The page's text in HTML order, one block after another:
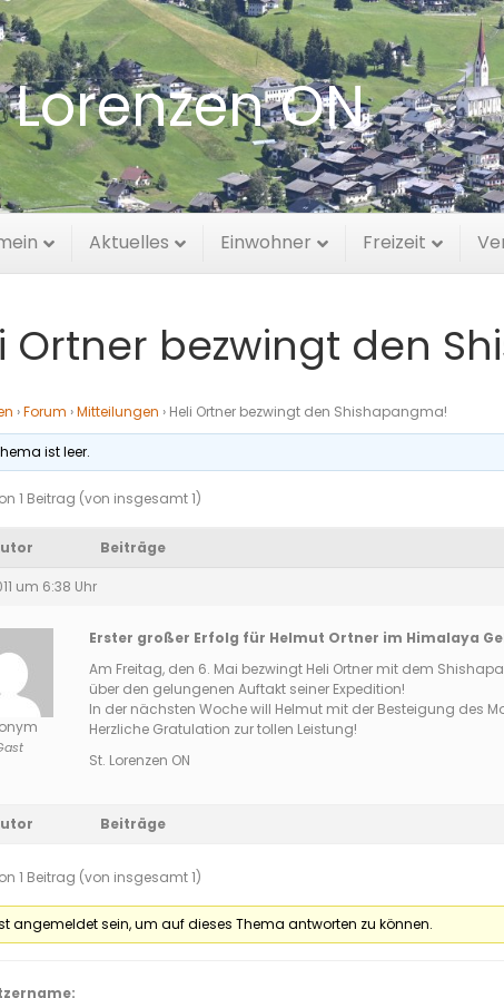
Lorenzen ON
Aktuelles Einwohner Freizeit
Ortner bezwingt den
›Forum ›Mitteilungen › Heli Ortner bezwingt den Shishapangma!
ist leer.
1 Beitrag (von insgesamt 1)
Beiträge
um 6:38 Uhr
Erster großer Erfolg für Helmut Ortner im Himalaya
Am Freitag, den 6. Mai bezwingt Heli Ortner mit dem
über den gelungenen Auftakt seiner Expedition!
In der nächsten Woche will Helmut mit der Besteigung des
Herzliche Gratulation zur tollen Leistung!
St. Lorenzen ON
Beiträge
1 Beitrag (von insgesamt 1)
angemeldet sein, um auf dieses Thema antworten zu können.